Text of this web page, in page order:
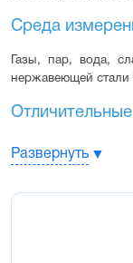
Среда
Газы, пар, вода,
нержавеющей стали
лазерной сваркой
Развернуть